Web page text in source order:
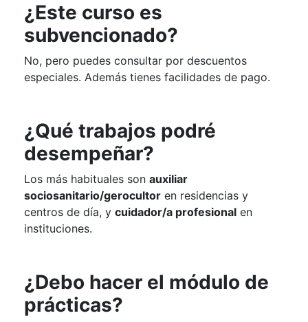
¿Este curso es
subvencionado?
No, pero puedes consultar por descuentos
especiales. Además tienes facilidades de pago.
¿Qué trabajos podré
desempeñar?
Los más habituales son auxiliar
sociosanitario/gerocultor en residencias y
centros de día, y cuidador/a profesional en
instituciones.
¿Debo hacer el módulo de
prácticas?